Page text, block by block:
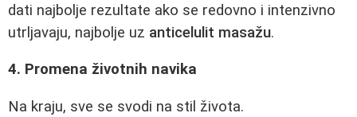
dati najbolje rezultate ako se redovno i intenzivno
utrljavaju, najbolje uz anticelulit masažu.
4. Promena životnih navika
Na kraju, sve se svodi na stil života.